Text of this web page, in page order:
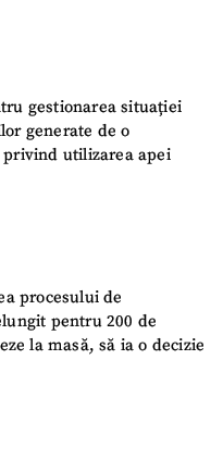
gestionarea situației
generate de o
utilizarea apei
procesului de
pentru 200 de
la masă, să ia o decizie